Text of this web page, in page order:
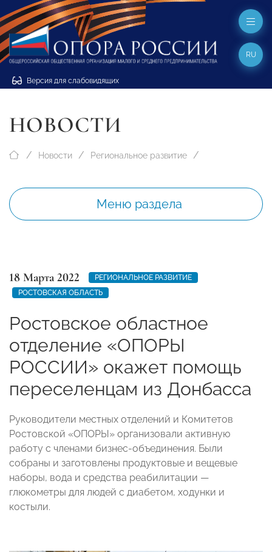
Версия для слабовидящих
RU
НОВОСТИ
Новости Региональное развитие
Меню раздела
18 Марта 2022
РЕГИОНАЛЬНОЕ РАЗВИТИЕ
РОСТОВСКАЯ ОБЛАСТЬ
Ростовское областное
отделение «ОПОРЫ
РОССИИ» окажет помощь
переселенцам из Донбасса
Руководители местных отделений и Комитетов
Ростовской «ОПОРЫ» организовали активную
работу с членами бизнес-объединения. Были
собраны и заготовлены продуктовые и вещевые
наборы, вода и средства реабилитации —
глюкометры для людей с диабетом, ходунки и
костыли.